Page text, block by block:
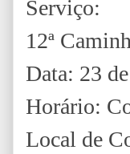
Serviço:
12ª
Data: 23
Horário:
Local de